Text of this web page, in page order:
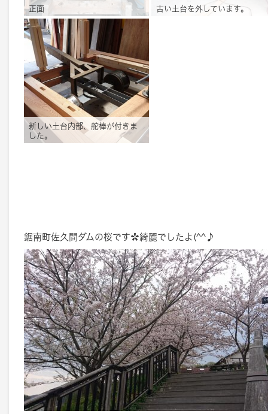
正面 古い土台を外しています。
新しい土台内部、舵棒が付きま
した。
鋸南町佐久間ダムの桜です✿綺麗でしたよ(^^♪